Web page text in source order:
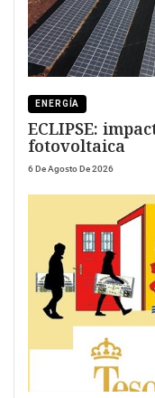
ENERGÍA
ECLIPSE:
fotovoltaica
6 De Agosto De 2026